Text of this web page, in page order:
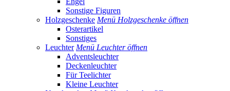
Sonstige Figuren
Holzgeschenke Menü Holzgeschenke öffnen
Osterartikel
Sonstiges
Leuchter Menü Leuchter öffnen
Adventsleuchter
Deckenleuchter
Für Teelichter
Kleine Leuchter